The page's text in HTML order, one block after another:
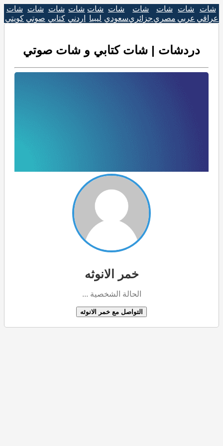
شات
عراقي
شات
عربي
شات
مصري
شات
جزائري
شات
سعودي
شات
ليبيا
شات
اردني
شات
كتابي
شات
صوتي
شات
كويتي
دردشات | شات كتابي و شات صوتي
خمر الانوثه
الحالة الشخصية ...
التواصل مع خمر الانوثه